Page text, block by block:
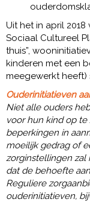
Uit het in april
Sociaal Cultureel
thuis”,
kinderen met een
meegewerkt
Ouderinitiatieven
Niet alle ouders
voor hun kind op
beperkingen in
moeilijk gedrag of
zorginstellingen zal
dat de behoefte
Reguliere
ouderinitiatieven,